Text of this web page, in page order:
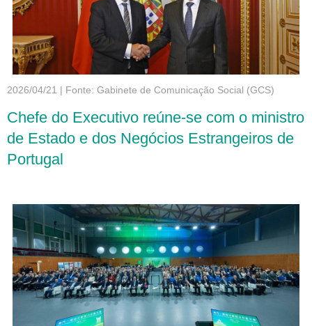
2026/04/21 | Fonte: Gabinete de Comunicação Social (GCS)
Chefe do Executivo reúne-se com o ministro
de Estado e dos Negócios Estrangeiros de
Portugal